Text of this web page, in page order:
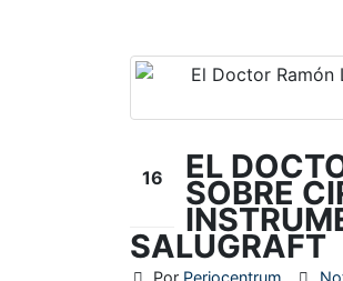
16 EL
SOBRE
SALUGRAFT
Por Periocentrum